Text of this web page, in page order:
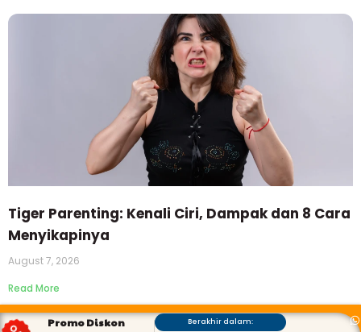
Tiger Parenting: Kenali Ciri, Dampak dan 8 Cara
Menyikapinya
August 7, 2026
Read More
Promo Diskon
Berakhir dalam: